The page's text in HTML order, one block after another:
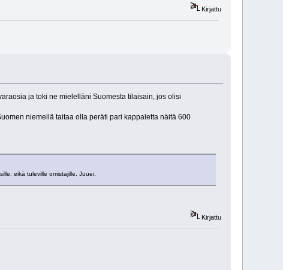
Kirjattu
ja toki ne mielelläni Suomesta tilaisain, jos olisi
niemellä taitaa olla peräti pari kappaletta näitä 600
eikä tuleville omistajille. Juuei.
Kirjattu